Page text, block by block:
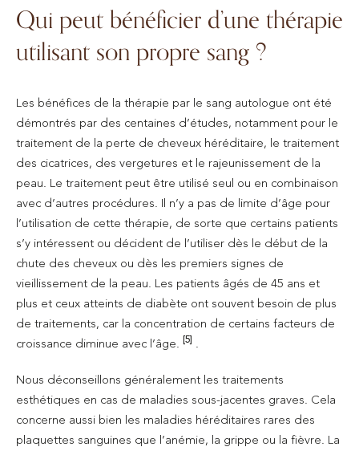
Qui peut bénéficier d’une thérapie
utilisant son propre sang ?
Les bénéfices de la thérapie par le sang autologue ont été
démontrés par des centaines d’études, notamment pour le
traitement de la perte de cheveux héréditaire, le traitement
des cicatrices, des vergetures et le rajeunissement de la
peau. Le traitement peut être utilisé seul ou en combinaison
avec d’autres procédures. Il n’y a pas de limite d’âge pour
l’utilisation de cette thérapie, de sorte que certains patients
s’y intéressent ou décident de l’utiliser dès le début de la
chute des cheveux ou dès les premiers signes de
vieillissement de la peau. Les patients âgés de 45 ans et
plus et ceux atteints de diabète ont souvent besoin de plus
de traitements, car la concentration de certains facteurs de
croissance diminue avec l’âge.
[5]
Nous déconseillons généralement les traitements
esthétiques en cas de maladies sous-jacentes graves. Cela
concerne aussi bien les maladies héréditaires rares des
plaquettes sanguines que l’anémie, la grippe ou la fièvre. La